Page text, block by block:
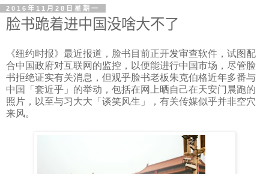
2016年11月28日星期一
脸书跪着进中国没啥大不了
《纽约时报》最近报道，脸书目前正开发审查软件，试图配
合中国政府对互联网的监控，以便能进行中国市场，尽管脸
书拒绝证实有关消息，但观乎脸书老板朱克伯格近年多番与
中国「套近乎」的举动，包括在网上晒自己在天安门晨跑的
照片，以至与习大大「谈笑风生」，有关传媒似乎并非空穴
来风。